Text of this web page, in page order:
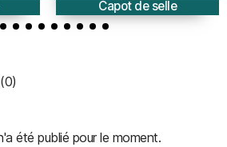
Capot de selle
été publié pour le moment.